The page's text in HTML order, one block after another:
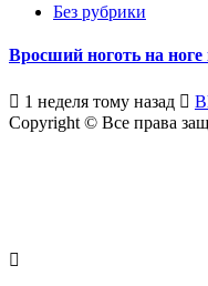
Без рубрики
Вросший ноготь на
1 неделя тому назад
Copyright © Все права